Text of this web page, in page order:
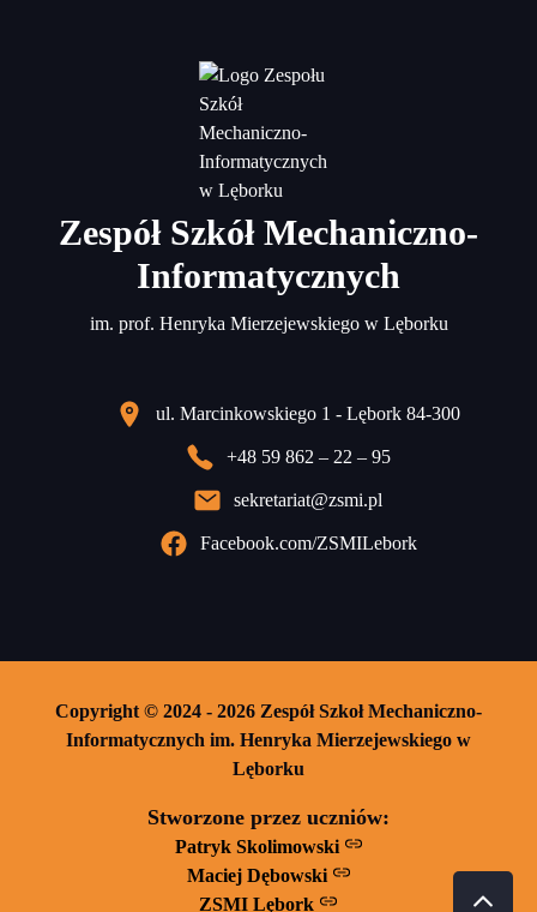
Zespół Szkół Mechaniczno-
Informatycznych
im. prof. Henryka Mierzejewskiego w Lęborku
ul. Marcinkowskiego 1 - Lębork 84-300
+48 59 862 – 22 – 95
sekretariat@zsmi.pl
Facebook.com/ZSMILebork
Copyright © 2024 - 2026 Zespół Szkoł Mechaniczno-
Informatycznych im. Henryka Mierzejewskiego w
Lęborku
Stworzone przez uczniów:
Patryk Skolimowski
Maciej Dębowski
ZSMI Lębork